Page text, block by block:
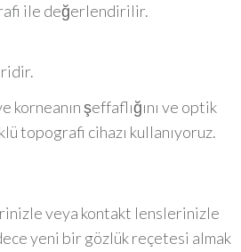
ile değerlendirilir.
korneanın şeffaflığını ve optik
topografi cihazı kullanıyoruz.
veya kontakt lenslerinizle
yeni bir gözlük reçetesi almak